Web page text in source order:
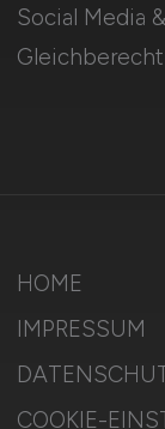
Social Media
HOME
IMPRESSUM
COOKIE-